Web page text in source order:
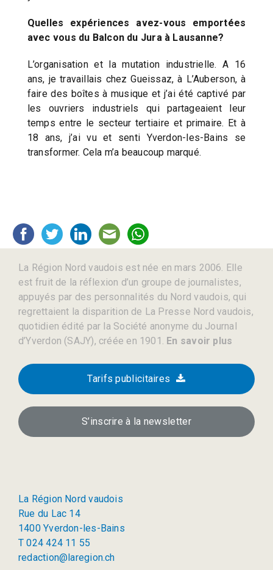
Quelles expériences avez-vous emportées
avec vous du Balcon du Jura à Lausanne?
L’organisation et la mutation industrielle. A 16
ans, je travaillais chez Gueissaz, à L’Auberson, à
faire des boîtes à musique et j’ai été captivé par
les ouvriers industriels qui partageaient leur
temps entre le secteur tertiaire et primaire. Et à
18 ans, j’ai vu et senti Yverdon-les-Bains se
transformer. Cela m’a beaucoup marqué.
La Région Nord vaudois est née en mars 2006. Elle
est fruit de la réflexion d’un groupe de journalistes,
appuyés par des personnalités du Nord vaudois, qui
regrettaient la disparition de La Presse Nord vaudois,
quotidien édité par la Société anonyme du Journal
d’Yverdon (SAJY), créée en 1901. En savoir plus
Tarifs publicitaires
S’inscrire à la newsletter
La Région Nord vaudois
Rue du Lac 14
1400 Yverdon-les-Bains
T 024 424 11 55
redaction@laregion.ch